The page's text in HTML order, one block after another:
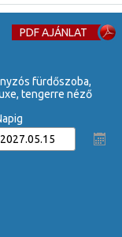
PDF AJÁNLAT
fürdőszoba,
tengerre néző